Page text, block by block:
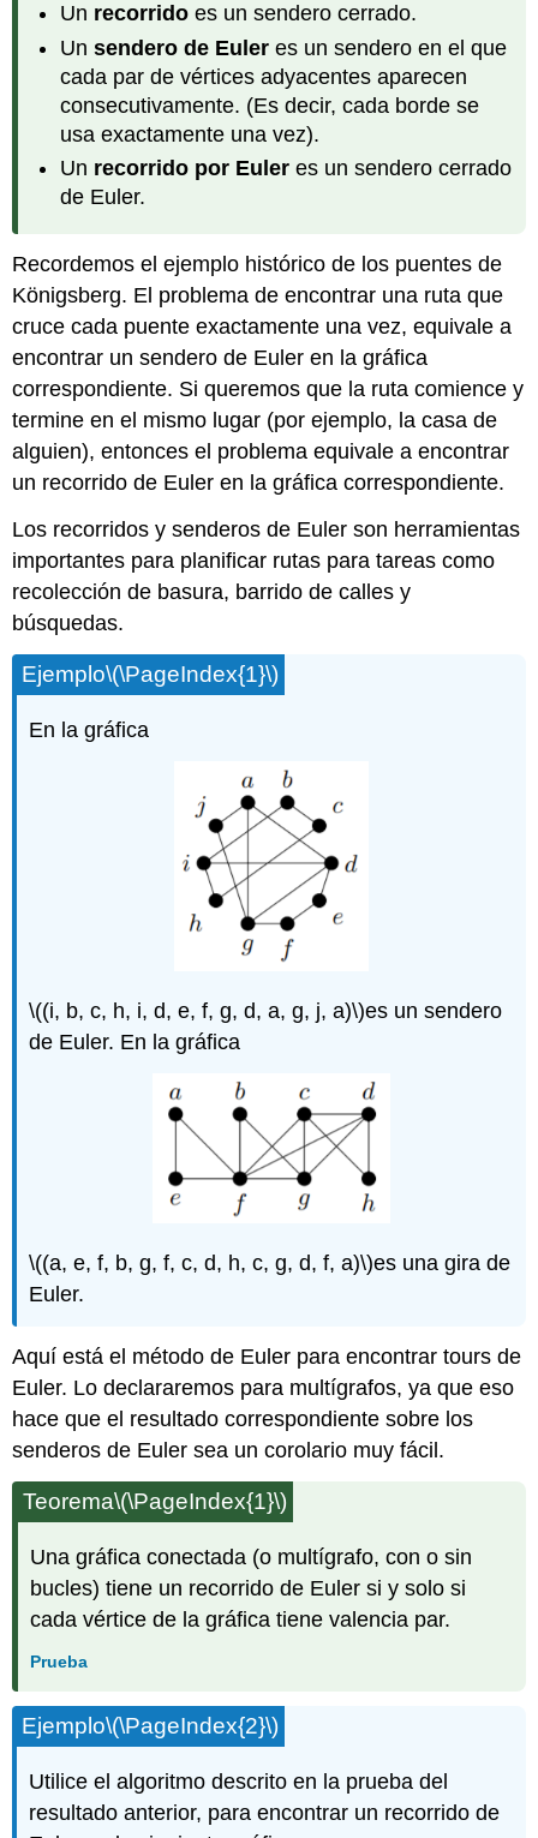
Un recorrido es un sendero cerrado.
Unsendero de Euler es un sendero en el que
cada par de vértices adyacentes aparecen
consecutivamente. (Es decir, cada borde se
usa exactamente una vez).
Un recorrido por Euler es un sendero cerrado
de Euler.
Recordemos el ejemplo histórico de los puentes de
Königsberg. El problema de encontrar una ruta que
cruce cada puente exactamente una vez, equivale a
encontrar un sendero de Euler en la gráfica
correspondiente. Si queremos que la ruta comience y
termine en el mismo lugar (por ejemplo, la casa de
alguien), entonces el problema equivale a encontrar
un recorrido de Euler en la gráfica correspondiente.
Los recorridos y senderos de Euler son herramientas
importantes para planificar rutas para tareas como
recolección de basura, barrido de calles y
búsquedas.
Ejemplo\(\PageIndex{1}\)
En la gráfica
\((i, b, c, h, i, d, e, f, g, d, a, g, j, a)\)es un sendero
de Euler. En la gráfica
\((a, e, f, b, g, f, c, d, h, c, g, d, f, a)\)es una gira de
Euler.
Aquí está el método de Euler para encontrar tours de
Euler. Lo declararemos para multígrafos, ya que eso
hace que el resultado correspondiente sobre los
senderos de Euler sea un corolario muy fácil.
Teorema\(\PageIndex{1}\)
Una gráfica conectada (o multígrafo, con o sin
bucles) tiene un recorrido de Euler si y solo si
cada vértice de la gráfica tiene valencia par.
Prueba
Ejemplo\(\PageIndex{2}\)
Utilice el algoritmo descrito en la prueba del
resultado anterior, para encontrar un recorrido de